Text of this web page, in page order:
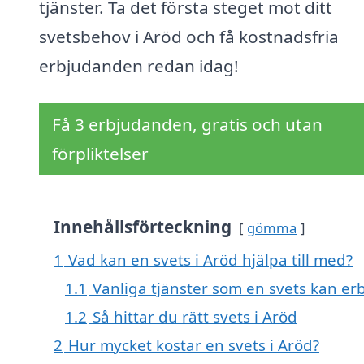
tjänster. Ta det första steget mot ditt
svetsbehov i Aröd och få kostnadsfria
erbjudanden redan idag!
Få 3 erbjudanden, gratis och utan
förpliktelser
Innehållsförteckning gömma
1 Vad kan en svets i Aröd hjälpa till med?
1.1 Vanliga tjänster som en svets kan
1.2 Så hittar du rätt svets i Aröd
2 Hur mycket kostar en svets i Aröd?